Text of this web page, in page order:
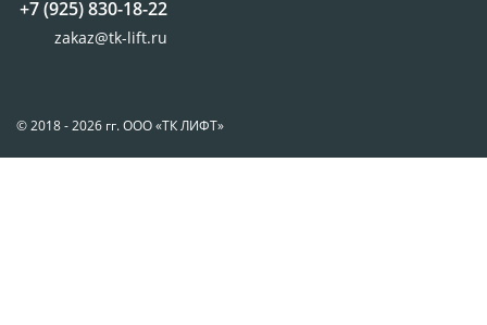
+7 (925) 830-18-22
zakaz@tk-lift.ru
© 2018 - 2026 гг. ООО «ТК ЛИФТ»